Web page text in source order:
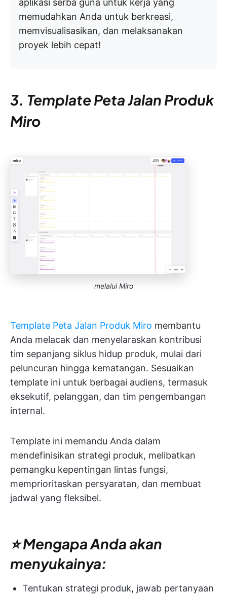
aplikasi serba guna untuk kerja yang
memudahkan Anda untuk berkreasi,
memvisualisasikan, dan melaksanakan
proyek lebih cepat!
3. Template Peta Jalan Produk
Miro
melalui Miro
Template Peta Jalan Produk Miro membantu
Anda melacak dan menyelaraskan kontribusi
tim sepanjang siklus hidup produk, mulai dari
peluncuran hingga kematangan. Sesuaikan
template ini untuk berbagai audiens, termasuk
eksekutif, pelanggan, dan tim pengembangan
internal.
Template ini memandu Anda dalam
mendefinisikan strategi produk, melibatkan
pemangku kepentingan lintas fungsi,
memprioritaskan persyaratan, dan membuat
jadwal yang fleksibel.
⭐ Mengapa Anda akan
menyukainya:
Tentukan strategi produk, jawab pertanyaan